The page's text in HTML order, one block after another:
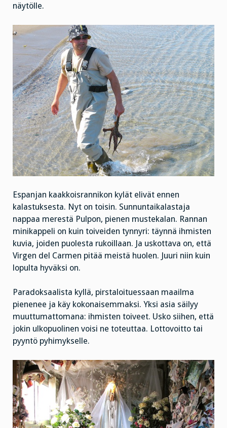
näytölle.
Espanjan kaakkoisrannikon kylät elivät ennen
kalastuksesta. Nyt on toisin. Sunnuntaikalastaja
nappaa merestä Pulpon, pienen mustekalan. Rannan
minikappeli on kuin toiveiden tynnyri: täynnä ihmisten
kuvia, joiden puolesta rukoillaan. Ja uskottava on, että
Virgen del Carmen pitää meistä huolen. Juuri niin kuin
lopulta hyväksi on.
Paradoksaalista kyllä, pirstaloituessaan maailma
pienenee ja käy kokonaisemmaksi. Yksi asia säilyy
muuttumattomana: ihmisten toiveet. Usko siihen, että
jokin ulkopuolinen voisi ne toteuttaa. Lottovoitto tai
pyyntö pyhimykselle.